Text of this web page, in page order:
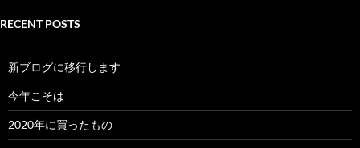
RECENT POSTS
新ブログに移行します
今年こそは
2020年に買ったもの